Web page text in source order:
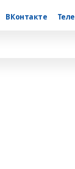
ВКонтакте